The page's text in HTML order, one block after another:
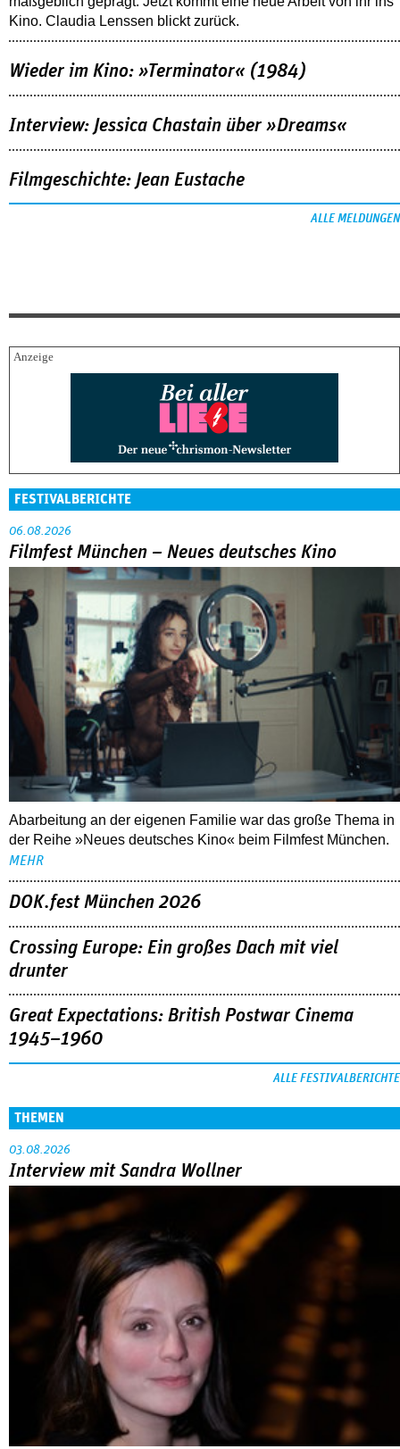
Kino. Claudia Lenssen blickt zurück.
Wieder im Kino: »Terminator« (1984)
Interview: Jessica Chastain über »Dreams«
Filmgeschichte: Jean Eustache
ALLE MELDUNGEN
FESTIVALBERICHTE
06.08.2026
Filmfest München – Neues deutsches Kino
Abarbeitung an der eigenen Familie war das große Thema in
der Reihe »Neues deutsches Kino« beim Filmfest München.
MEHR
DOK.fest München 2026
Crossing Europe: Ein großes Dach mit viel
drunter
Great Expectations: British Postwar Cinema
1945–1960
ALLE FESTIVALBERICHTE
THEMEN
03.08.2026
Interview mit Sandra Wollner